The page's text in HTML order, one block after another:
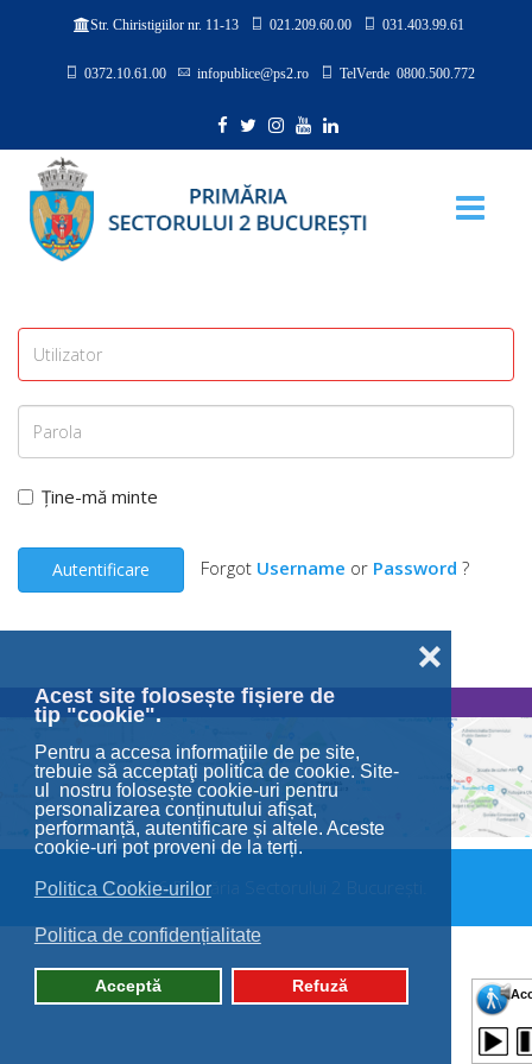
Acest site folosește fișiere de
tip "cookie".
Pentru a accesa informaţiile de pe site,
trebuie să acceptaţi politica de cookie. Site-
ul nostru folosește cookie-uri pentru
personalizarea conținutului afișat,
performanță, autentificare și altele. Aceste
cookie-uri pot proveni de la terți.
Politica Cookie-urilor
Politica de confidențialitate
Acceptă Refuză
❌
Str. Chiristigiilor nr. 11-13 021.209.60.00 031.403.99.61
0372.10.61.00 infopublice@ps2.ro TelVerde 0800.500.772
Ține-mă minte
Autentificare Forgot Username or Password ?
© 2026 Primăria Sectorului 2 București.